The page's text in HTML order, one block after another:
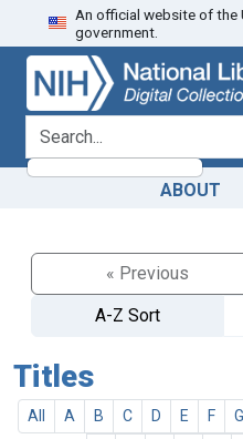
Skip
to
search
Skip to
main
content
An official website of the
government.
search for
ABOUT
« Previous
A-Z Sort
Titles
All A B C D E F G